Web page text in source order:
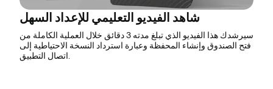
شاهد الفيديو التعليمي للإعداد السهل
سيرشدك هذا الفيديو الذي تبلغ مدته 3 دقائق خلال العملية الكاملة من
فتح الصندوق وإنشاء المحفظة وعبارة استرداد النسخة الاحتياطية إلى